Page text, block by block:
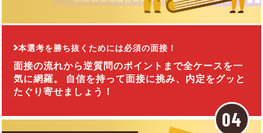
本選考を勝ち抜くためには必須の面接！
面接の流れから逆質問のポイントまで全ケースを一
気に網羅。 自信を持って面接に挑み、内定をグッと
たぐり寄せましょう！